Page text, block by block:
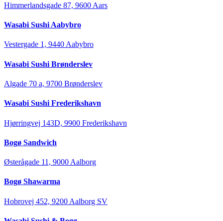
Himmerlandsgade 87, 9600 Aars
Wasabi Sushi Aabybro
Vestergade 1, 9440 Aabybro
Wasabi Sushi Brønderslev
Algade 70 a, 9700 Brønderslev
Wasabi Sushi Frederikshavn
Hjørringvej 143D, 9900 Frederikshavn
Bogø Sandwich
Østerågade 11, 9000 Aalborg
Bogø Shawarma
Hobrovej 452, 9200 Aalborg SV